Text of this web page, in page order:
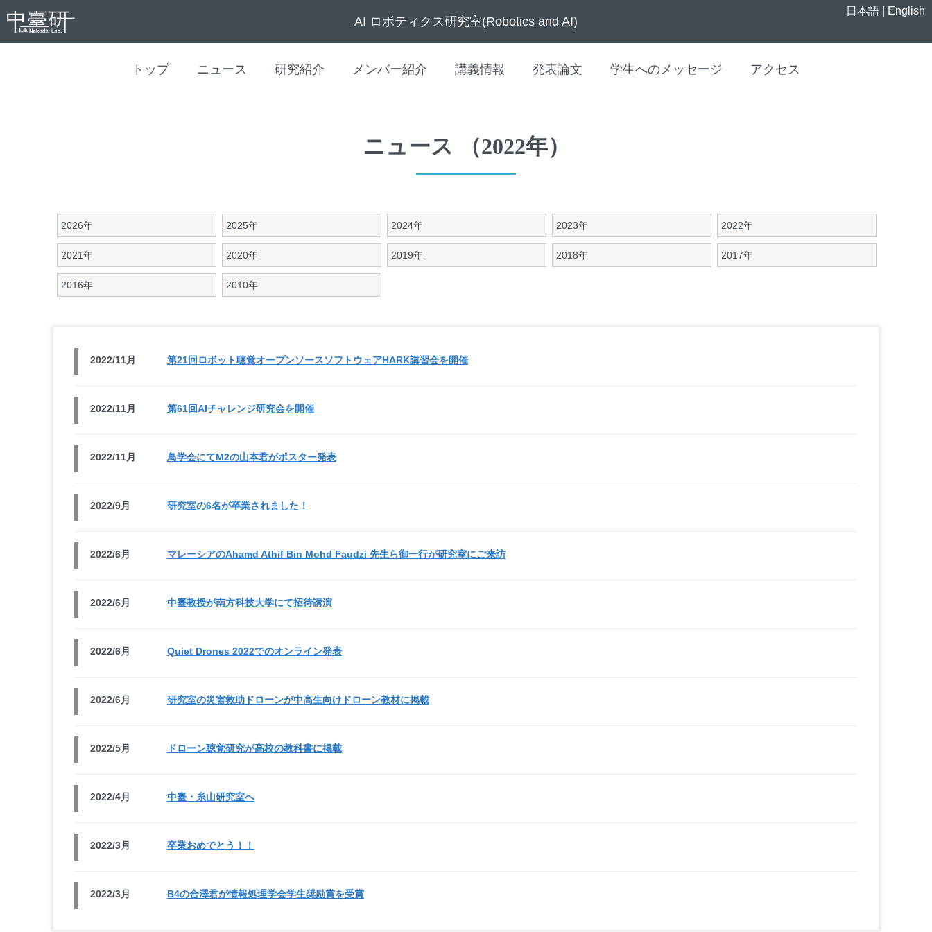
AI ロボティクス研究室(Robotics and AI)
日本語 English
トップ ニュース 研究紹介 メンバー紹介 講義情報 発表論文 学生へのメッセージ アクセス
ニュース （2022年）
2026年 2025年 2024年 2023年 2022年
2021年 2020年 2019年 2018年 2017年
2016年 2010年
2022/11月 第21回ロボット聴覚オープンソースソフトウェアHARK講習会を開催
2022/11月 第61回AIチャレンジ研究会を開催
2022/11月 鳥学会にてM2の山本君がポスター発表
2022/9月 研究室の6名が卒業されました！
2022/6月 マレーシアのAhamd Athif Bin Mohd Faudzi 先生ら御一行が研究室にご来訪
2022/6月 中臺教授が南方科技大学にて招待講演
2022/6月 Quiet Drones 2022でのオンライン発表
2022/6月 研究室の災害救助ドローンが中高生向けドローン教材に掲載
2022/5月 ドローン聴覚研究が高校の教科書に掲載
2022/4月 中臺・糸山研究室へ
2022/3月 卒業おめでとう！！
2022/3月 B4の合澤君が情報処理学会学生奨励賞を受賞